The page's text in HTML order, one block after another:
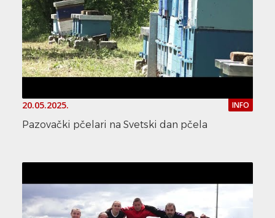
20.05.2025. INFO
Pazovački pčelari na Svetski dan pčela